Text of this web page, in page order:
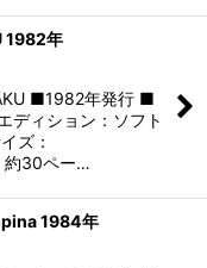
1982年
■1982年発行 ■
ディション：ソフト
ズ：
約30ペー…
1984年